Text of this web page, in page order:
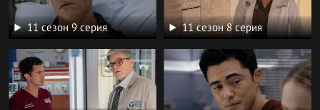
11 сезон 9 серия 11 сезон 8 серия